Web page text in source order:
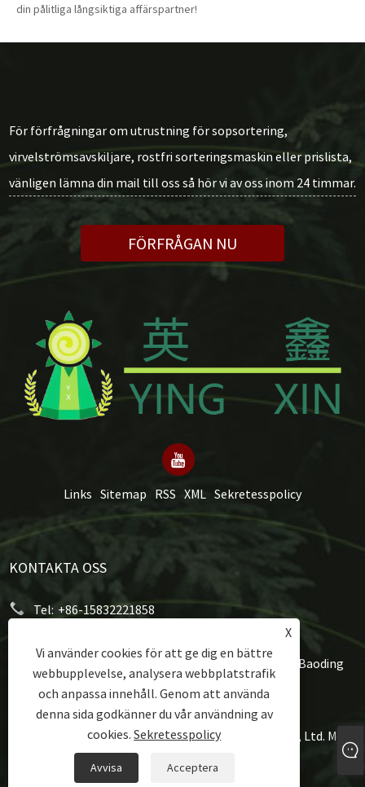
din pålitliga långsiktiga affärspartner!
För förfrågningar om utrustning för sopsortering,
virvelströmsavskiljare, rostfri sorteringsmaskin eller prislista,
vänligen lämna din mail till oss så hör vi av oss inom 24 timmar.
FÖRFRÅGAN NU
Links Sitemap RSS XML Sekretesspolicy
KONTAKTA OSS
Tel: +86-15832221858
Taoyuan West Street, Shunping County, Baoding
City, Hebeiprovinsen, Kina
Copyright © 2024 Hongxu Machinery Equipment Co., Ltd. Med
X
Vi använder cookies för att ge dig en bättre
webbupplevelse, analysera webbplatstrafik
och anpassa innehåll. Genom att använda
denna sida godkänner du vår användning av
cookies.Sekretesspolicy
Avvisa Acceptera